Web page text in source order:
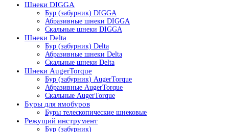
Шнеки DIGGA
Бур (забурник) DIGGA
Абразивные шнеки DIGGA
Скальные шнеки DIGGA
Шнеки Delta
Бур (забурник) Delta
Абразивные шнеки Delta
Скальные шнеки Delta
Шнеки AugerTorque
Бур (забурник) AugerTorque
Абразивные AugerTorque
Скальные AugerTorque
Буры для ямобуров
Буры телескопические шнековые
Режущий инструмент
Бур (забурник)